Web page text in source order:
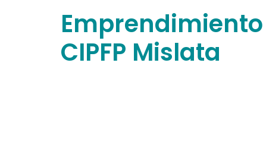
Emprendimiento
CIPFP Mislata